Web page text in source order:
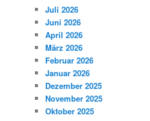
Juli 2026
Juni 2026
April 2026
März 2026
Februar 2026
Januar 2026
Dezember 2025
November 2025
Oktober 2025